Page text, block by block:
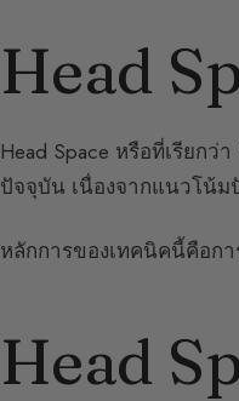
Head
Head Space หรือที่เรียก
ปัจจุบัน เนื่องจากแนวโน้ม
หลักการของเทคนิคนี้คือก
Head